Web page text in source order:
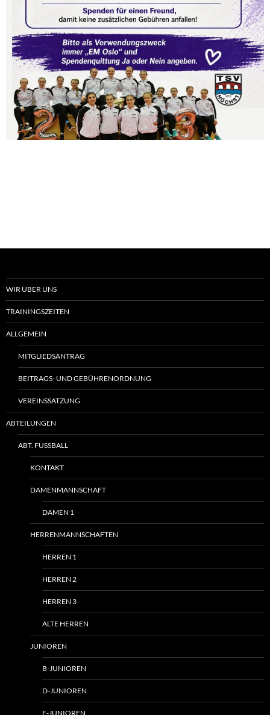
WIR ÜBER UNS
TRAININGSZEITEN
ALLGEMEIN
MITGLIEDSANTRAG
BEITRAGS- UND GEBÜHRENORDNUNG
VEREINSSATZUNG
ABTEILUNGEN
ABT. FUSSBALL
KONTAKT
DAMENMANNSCHAFT
DAMEN 1
HERRENMANNSCHAFTEN
HERREN 1
HERREN 2
HERREN 3
ALTE HERREN
JUNIOREN
B-JUNIOREN
D-JUNIOREN
E-JUNIOREN